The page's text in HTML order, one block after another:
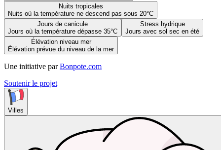
Nuits tropicales
Nuits où la température ne descend pas sous 20°C
Jours de canicule
Jours où la température dépasse 35°C
Stress hydrique
Jours avec sol sec en été
Élévation niveau mer
Élévation prévue du niveau de la mer
Une initiative par Bonpote.com
Soutenir le projet
Villes